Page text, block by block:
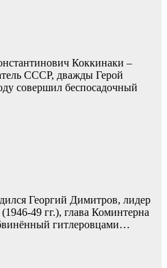
Коккинаки –
СССР, дважды Герой
совершил беспосадочный
Георгий Димитров, лидер
49 гг.), глава Коминтерна
гитлеровцами…